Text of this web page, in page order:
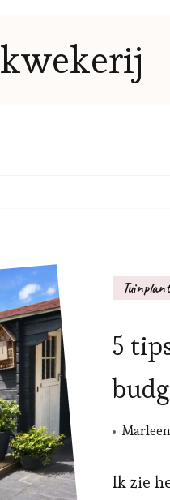
kwekerij
5
Marleen
Ik zie